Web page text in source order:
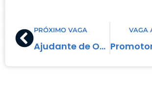
Prev
PRÓXIMO VAGA
Ajudante de Obras
VAGA